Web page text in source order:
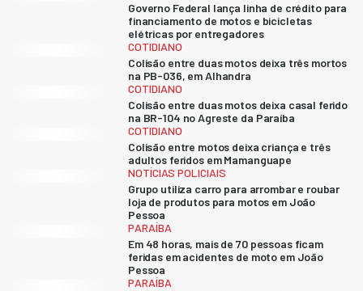
Governo Federal lança linha de crédito para
financiamento de motos e bicicletas
elétricas por entregadores
COTIDIANO
Colisão entre duas motos deixa três mortos
na PB-036, em Alhandra
COTIDIANO
Colisão entre duas motos deixa casal ferido
na BR-104 no Agreste da Paraíba
COTIDIANO
Colisão entre motos deixa criança e três
adultos feridos em Mamanguape
NOTÍCIAS POLICIAIS
Grupo utiliza carro para arrombar e roubar
loja de produtos para motos em João
Pessoa
PARAÍBA
Em 48 horas, mais de 70 pessoas ficam
feridas em acidentes de moto em João
Pessoa
PARAÍBA